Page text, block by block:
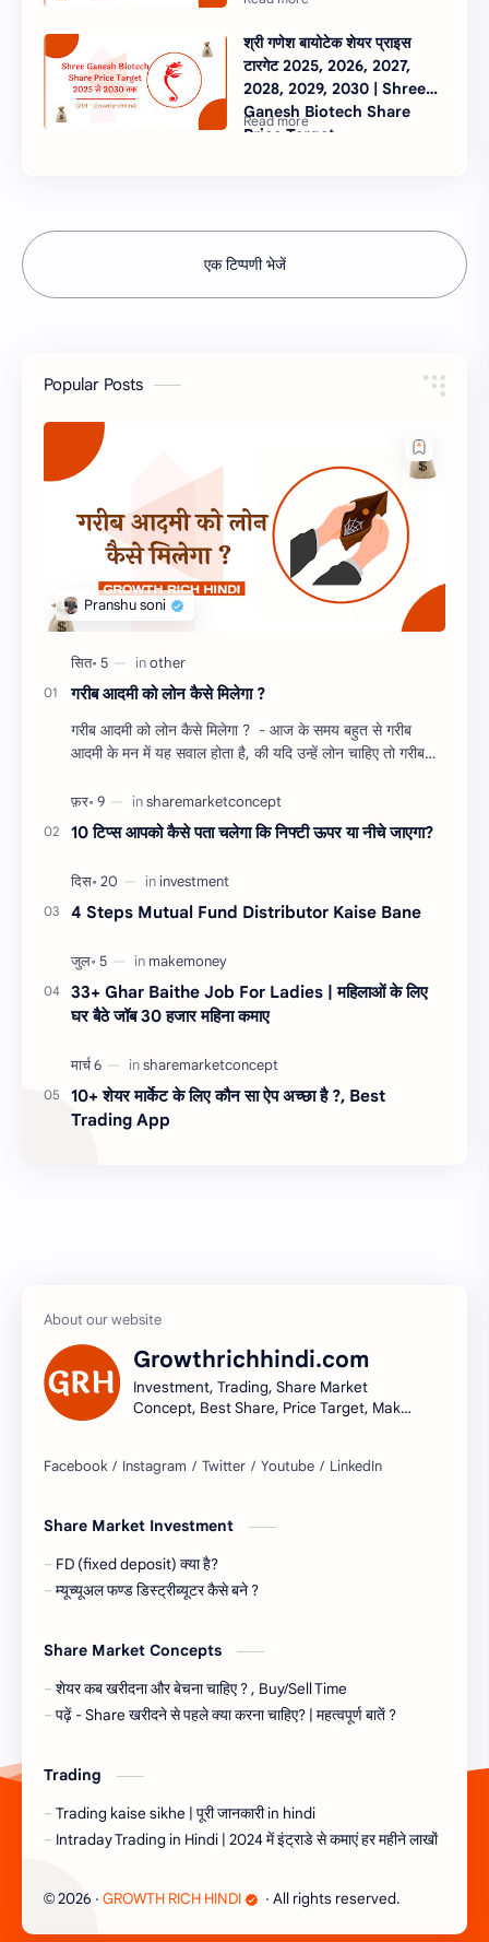
श्री गणेश बायोटेक शेयर प्राइस
टारगेट 2025, 2026, 2027,
2028, 2029, 2030 | Shree
Ganesh Biotech Share
Price Target
एक टिप्पणी भेजें
Popular Posts
गरीब आदमी को लोन कैसे मिलेगा ?
गरीब आदमी को लोन कैसे मिलेगा ? - आज के समय बहुत से गरीब
आदमी के मन में यह सवाल होता है, की यदि उन्हें लोन चाहिए तो गरीब
10 टिप्स आपको कैसे पता चलेगा कि निफ्टी ऊपर या नीचे जाएगा?
4 Steps Mutual Fund Distributor Kaise Bane
33+ Ghar Baithe Job For Ladies | महिलाओं के लिए
घर बैठे जॉब 30 हजार महिना कमाए
10+ शेयर मार्केट के लिए कौन सा ऐप अच्छा है ?, Best
Trading App
Growthrichhindi.com
Investment, Trading, Share Market
Concept, Best Share, Price Target, Make
Share Market Investment
FD (fixed deposit) क्या है?
म्यूच्यूअल फण्ड डिस्ट्रीब्यूटर कैसे बने ?
Share Market Concepts
शेयर कब खरीदना और बेचना चाहिए ? , Buy/Sell Time
पढ़ें - Share खरीदने से पहले क्या करना चाहिए? | महत्वपूर्ण बातें ?
Trading
Trading kaise sikhe | पूरी जानकारी in hindi
Intraday Trading in Hindi | 2024 में इंट्राडे से कमाएं हर महीने लाखों
© 2026 ‧ GROWTH RICH HINDI ‧ All rights reserved.